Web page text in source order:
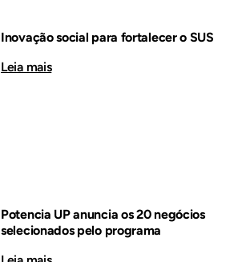
Inovação social para fortalecer o SUS
Leia mais
Potencia UP anuncia os 20 negócios
selecionados pelo programa